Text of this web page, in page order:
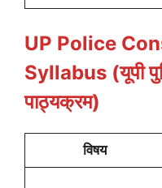
UP Police
Syllabus (यूपी
पाठ्यक्रम)
विषय